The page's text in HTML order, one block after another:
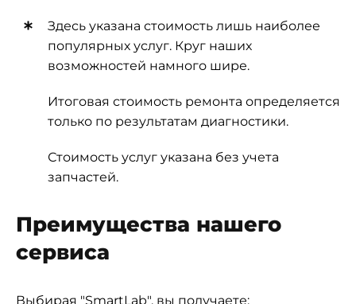
Здесь указана стоимость лишь наиболее
популярных услуг. Круг наших
возможностей намного шире.
Итоговая стоимость ремонта определяется
только по результатам диагностики.
Стоимость услуг указана без учета
запчастей.
Преимущества нашего
сервиса
Выбирая "SmartLab", вы получаете: